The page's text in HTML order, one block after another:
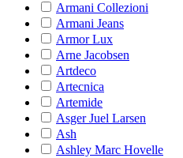
Armani Collezioni
Armani Jeans
Armor Lux
Arne Jacobsen
Artdeco
Artecnica
Artemide
Asger Juel Larsen
Ash
Ashley Marc Hovelle